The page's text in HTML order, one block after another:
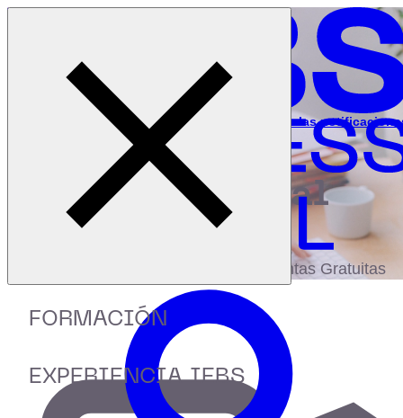
FORMACIÓN
EXPERIENCIA IEBS
Inicio
Recursos
Webinar: Conecta con tu audiencia con las
bibliotecadigital
Accede a más de 150 Recursos, Guías,
eBooks,Plantillas, Estudios y Herramientas Gratuitas